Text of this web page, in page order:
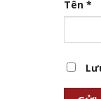
Tên *